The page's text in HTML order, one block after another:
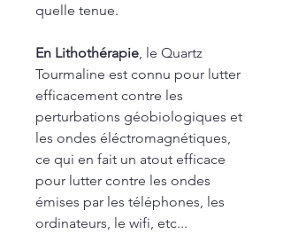
quelle tenue.
En Lithothérapie, le Quartz
Tourmaline est connu pour lutter
efficacement contre les
perturbations géobiologiques et
les ondes éléctromagnétiques,
ce qui en fait un atout efficace
pour lutter contre les ondes
émises par les téléphones, les
ordinateurs, le wifi, etc...